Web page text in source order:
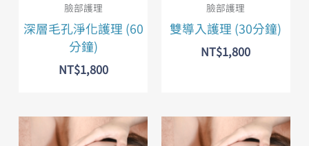
臉部護理
深層毛孔淨化護理 (60
分鐘)
NT$1,800
臉部護理
雙導入護理 (30分鐘)
NT$1,800